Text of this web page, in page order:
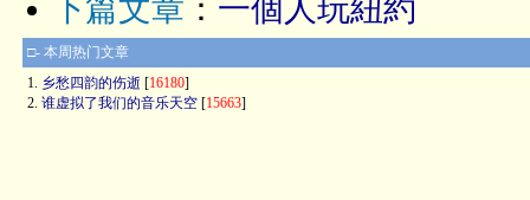
下篇文章 ： 一個人玩紐約
□- 本周热门文章
1. 乡愁四韵的伤逝 [16180]
2. 谁虚拟了我们的音乐天空 [15663]